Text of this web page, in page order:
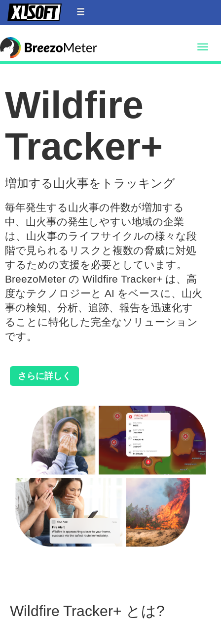
Wildfire
Tracker+
増加する山火事をトラッキング
毎年発生する山火事の件数が増加する
中、山火事の発生しやすい地域の企業
は、山火事のライフサイクルの様々な段
階で見られるリスクと複数の脅威に対処
するための支援を必要としています。
BreezoMeter の Wildfire Tracker+ は、高
度なテクノロジーと AI をベースに、山火
事の検知、分析、追跡、報告を迅速化す
ることに特化した完全なソリューション
です。
さらに詳しく
Wildfire Tracker+ とは?